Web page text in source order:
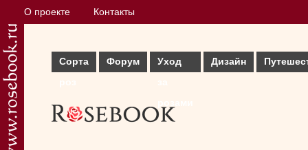
О проекте Контакты
Сорта
Форум
Уход
Дизайн